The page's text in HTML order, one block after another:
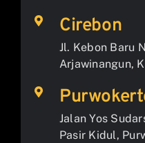
Cirebon
Jl. Kebon Baru
Arjawinangun,
Jalan Yos
Pasir Kidul,